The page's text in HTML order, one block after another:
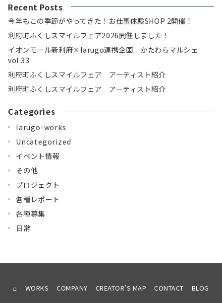
Recent Posts
今年もこの季節がやってきた！お仕事体験SHOP 2開催！
利府町ふくしスマイルフェア2026開催しました！
イオンモール新利府×larugo連携企画 かたわらマルシェ
vol.33
利府町ふくしスマイルフェア アーティスト紹介
利府町ふくしスマイルフェア アーティスト紹介
Categories
larugo-works
Uncategorized
イベント情報
その他
プロジェクト
各種レポート
各種募集
日常
⌂ WORKS COMPANY CREATOR’S MAP CONTACT BLOG